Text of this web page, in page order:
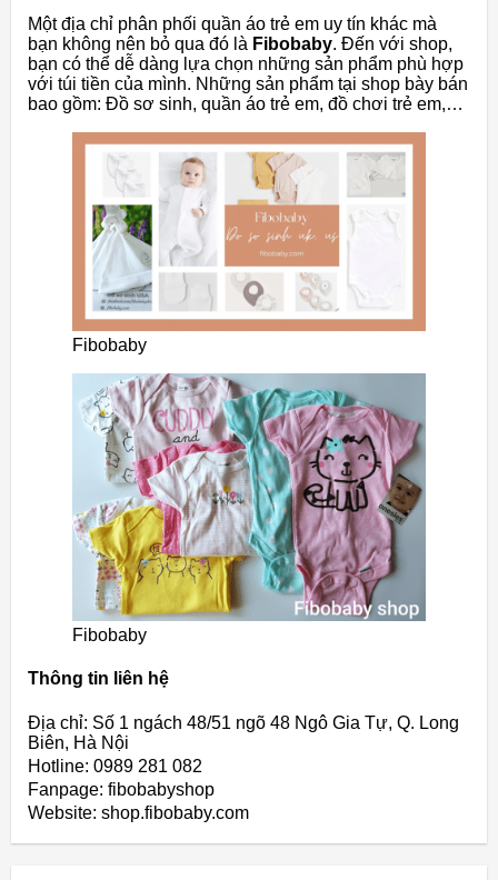
Một địa chỉ phân phối quần áo trẻ em uy tín khác mà
bạn không nên bỏ qua đó là Fibobaby. Đến với shop,
bạn có thể dễ dàng lựa chọn những sản phẩm phù hợp
với túi tiền của mình. Những sản phẩm tại shop bày bán
bao gồm: Đồ sơ sinh, quần áo trẻ em, đồ chơi trẻ em,…
Fibobaby
Fibobaby
Thông tin liên hệ
Địa chỉ: Số 1 ngách 48/51 ngõ 48 Ngô Gia Tự, Q. Long
Biên, Hà Nội
Hotline: 0989 281 082
Fanpage: fibobabyshop
Website: shop.fibobaby.com